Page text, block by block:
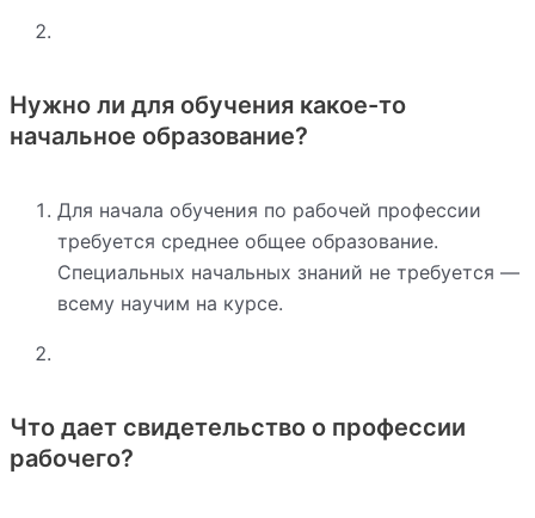
Нужно ли для обучения какое-то
начальное образование?
Для начала обучения по рабочей профессии
требуется среднее общее образование.
Специальных начальных знаний не требуется —
всему научим на курсе.
Что дает свидетельство о профессии
рабочего?